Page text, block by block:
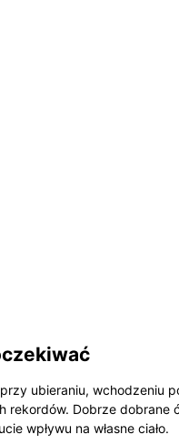
ubieraniu, wchodzeniu
Dobrze dobrane
wpływu na własne ciało.